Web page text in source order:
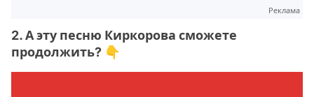
Реклама
2. А эту песню Киркорова сможете
продолжить? 👇